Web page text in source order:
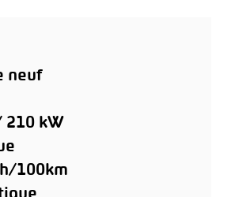
neuf
210 kW
100km